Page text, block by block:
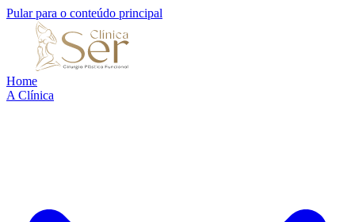
Pular para o conteúdo principal
Home
A Clínica